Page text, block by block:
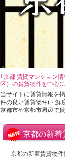
｢京都 賃貸マンション
区）の賃貸物件を中心
当サイトに賃貸情報を
件の良い賃貸物件)・鮮
京都市や京都市周辺で
京都の新着
京都の新着賃貸物